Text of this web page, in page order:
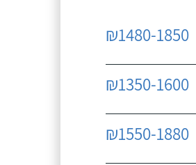
₪1480-1850
₪1350-1600
₪1550-1880